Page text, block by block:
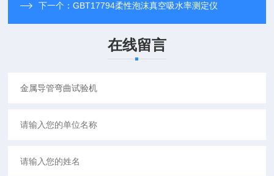
下一个：GBT17794柔性泡沫真空吸水率测定仪
在线留言